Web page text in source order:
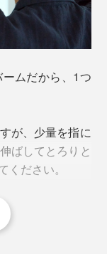
ブレンド、その
焙煎を経て抽出
のコラボロゴが ※写真
自然体な香りづ
ーラルな香りが
ムだから、1つ
が、少量を指に
ばしてとろりと
ださい。